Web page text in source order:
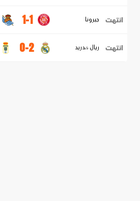
انتهت جيرونا 1-1
انتهت ريال مدريد 0-2